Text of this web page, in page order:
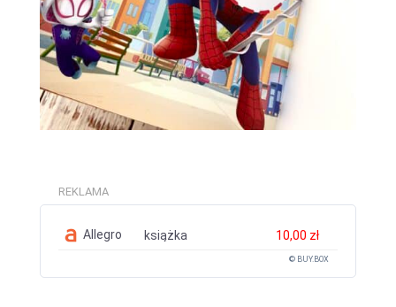
REKLAMA
Allegro książka 10,00 zł
© BUY.BOX